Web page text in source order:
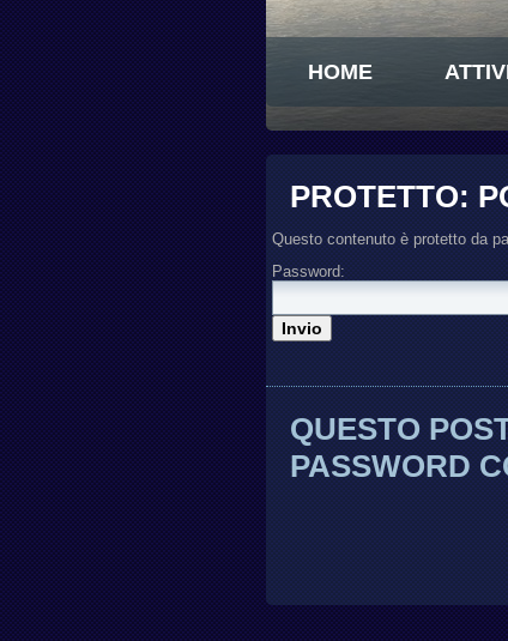
HOME
PROTETTO:
Questo contenuto è protetto da
Password:
QUESTO
PASSWORD